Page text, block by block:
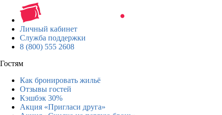
Личный кабинет
Служба поддержки
8 (800) 555 2608
Гостям
Как бронировать жильё
Отзывы гостей
Кэшбэк 30%
Акция «Пригласи друга»